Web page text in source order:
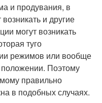
и продувания, в
и другие
могут возникать
туго
режимов или вообще
Поэтому
правильно
в подобных случаях.